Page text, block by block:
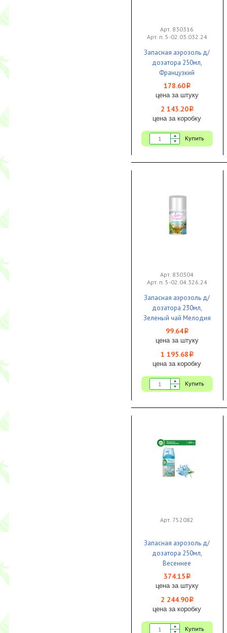
Арт. 830316
Арт. п. 5-02.03.032.24
Запасная аэрозоль д/
дозатора 250мл,
Французкий
поцелуй "Уют в
интерьере" До-Ре-Ми
178.60i
цена за штуку
2 143.20i
цена за коробку
Купить
Арт. 830304
Арт. п. 5-02.04.326.24
Запасная аэрозоль д/
дозатора 230мл,
Зеленый чай Мелодия
ароматов 1/12 vv
99.64i
цена за штуку
1 195.68 i
цена за коробку
Купить
Арт. 752082
Запасная аэрозоль д/
дозатора 250мл,
Весеннее
пробуждение 1/6
AIRWICK ЧЗ
374.15 i
цена за штуку
2 244.90i
цена за коробку
Купить